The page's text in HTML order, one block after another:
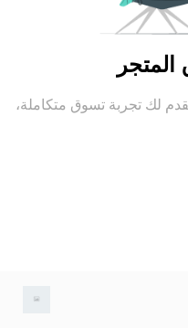
لك تجربة تسوق متكاملة،